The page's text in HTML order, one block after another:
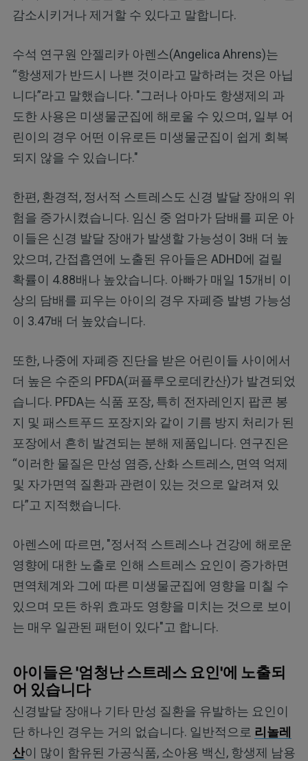
감소시키거나 제거할 수 있다고 말합니다.
수석 연구원 안젤리카 아렌스(Angelica Ahrens)는
“항생제가 반드시 나쁜 것이라고 말하려는 것은 아닙
니다”라고 말했습니다. "그러나 아마도 항생제의 과
도한 사용은 미생물군집에 해로울 수 있으며, 일부 어
린이의 경우 어떤 이유로든 미생물군집이 쉽게 회복
되지 않을 수 있습니다."
한편, 환경적, 정서적 스트레스도 신경 발달 장애의 위
험을 증가시켰습니다. 임신 중 엄마가 담배를 피운 아
이들은 신경 발달 장애가 발생할 가능성이 3배 더 높
았으며, 간접흡연에 노출된 유아들은 ADHD에 걸릴
확률이 4.88배나 높았습니다. 아빠가 매일 15개비 이
상의 담배를 피우는 아이의 경우 자폐증 발병 가능성
이 3.47배 더 높았습니다.
또한, 나중에 자폐증 진단을 받은 어린이들 사이에서
더 높은 수준의 PFDA(퍼플루오로데칸산)가 발견되었
습니다. PFDA는 식품 포장, 특히 전자레인지 팝콘 봉
지 및 패스트푸드 포장지와 같이 기름 방지 처리가 된
포장에서 흔히 발견되는 분해 제품입니다. 연구진은
“이러한 물질은 만성 염증, 산화 스트레스, 면역 억제
및 자가면역 질환과 관련이 있는 것으로 알려져 있
다”고 지적했습니다.
아렌스에 따르면, "정서적 스트레스나 건강에 해로운
영향에 대한 노출로 인해 스트레스 요인이 증가하면
면역체계와 그에 따른 미생물군집에 영향을 미칠 수
있으며 모든 하위 효과도 영향을 미치는 것으로 보이
는 매우 일관된 패턴이 있다"고 합니다.
아이들은 '엄청난 스트레스 요인'에 노출되
어 있습니다
신경발달 장애나 기타 만성 질환을 유발하는 요인이
단 하나인 경우는 거의 없습니다. 일반적으로 리놀레
산이 많이 함유된 가공식품, 소아용 백신, 항생제 남용